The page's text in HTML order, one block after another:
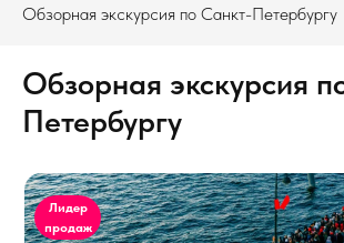
Обзорная экскурсия по Санкт-Петербургу
Обзорная экскурсия
Петербургу
Лидер
продаж